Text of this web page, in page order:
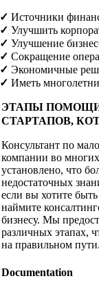
✓Источники
✓Улучшить
✓Улучшение
✓Сокращение
✓Экономичные
✓Иметь
ЭТАПЫ ПОМОЩИ
СТАРТАПОВ,
Консультант по
компании во
установлено, что
недостаточных
если вы хотите
наймите
бизнесу. Мы
различных этапах,
на правильном пути.
Documentation